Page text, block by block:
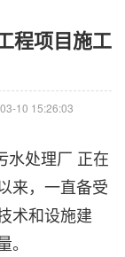
程项目施工
10 15:26:03
水处理厂 正在
来，一直备受
术和设施建